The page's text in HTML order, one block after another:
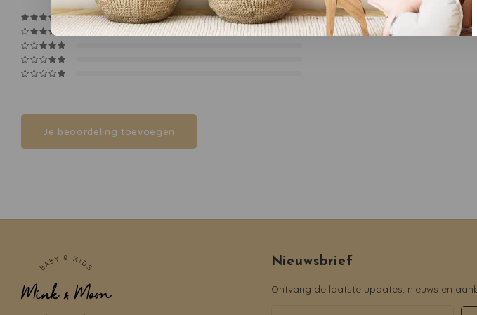
Je beoordeling toevoegen
Nieuwsbrief
Ontvang de laatste updates, nieuws en